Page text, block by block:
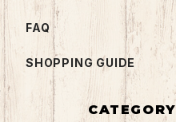
FAQ
SHOPPING GUIDE
CATEGORY